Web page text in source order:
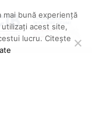
mai bună experiență
acest site,
lucru. Citește